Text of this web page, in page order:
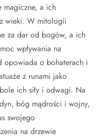
magiczne, a ich
wieki. W mitologii
za dar od bogów, a ich
wpływania na
opowiada o bohaterach i
z runami jako
ich siły i odwagi. Na
bóg mądrości i wojny,
swojego
na drzewie